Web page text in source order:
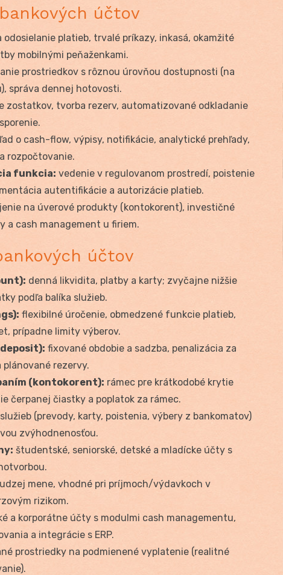
účtov
odosielanie platieb, trvalé príkazy, inkasá, okamžité
mobilnými peňaženkami.
prostriedkov s rôznou úrovňou dostupnosti (na
správa dennej hotovosti.
zostatkov, tvorba rezerv, automatizované odkladanie
o cash-flow, výpisy, notifikácie, analytické prehľady,
rozpočtovanie.
funkcia: vedenie v regulovanom prostredí, poistenie
autentifikácie a autorizácie platieb.
na úverové produkty (kontokorent), investičné
a cash management u firiem.
účtov
denná likvidita, platby a karty; zvyčajne nižšie
podľa balíka služieb.
flexibilné úročenie, obmedzené funkcie platieb,
prípadne limity výberov.
fixované obdobie a sadzba, penalizácia za
rezervy.
(kontokorent): rámec pre krátkodobé krytie
čerpanej čiastky a poplatok za rámec.
(prevody, karty, poistenia, výbery z bankomatov)
zvýhodnenosťou.
študentské, seniorské, detské a mladícke účty s
mene, vhodné pri príjmoch/výdavkoch v
rizikom.
a korporátne účty s modulmi cash managementu,
a integrácie s ERP.
prostriedky na podmienené vyplatenie (realitné